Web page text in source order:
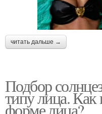
читать дальше →
Подбор
типу лица. Как